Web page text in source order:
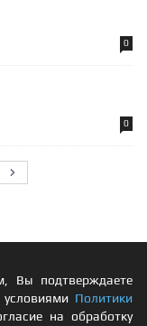
0
0
Следующий
Вы подтверждаете
Политики
на обработку